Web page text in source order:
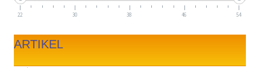
22 30 38 46 54
ARTIKEL